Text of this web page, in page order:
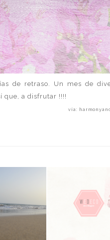
de retraso. Un mes de
que, a disfrutar !!!!
vía: